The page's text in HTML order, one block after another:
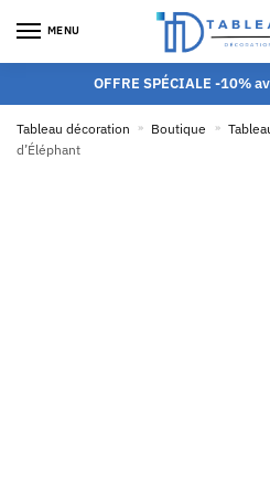
MENU
OFFRE SPÉCIALE -10%
Tableau décoration » Boutique »
d’Éléphant